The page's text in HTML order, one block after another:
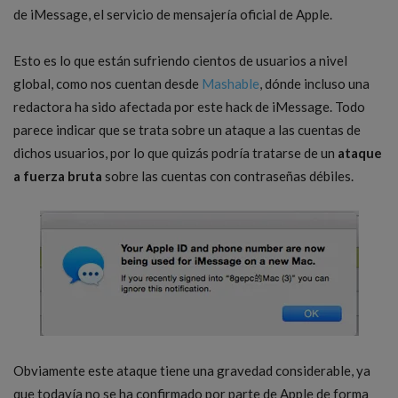
de iMessage, el servicio de mensajería oficial de Apple.
Esto es lo que están sufriendo cientos de usuarios a nivel
global, como nos cuentan desde Mashable, dónde incluso una
redactora ha sido afectada por este hack de iMessage. Todo
parece indicar que se trata sobre un ataque a las cuentas de
dichos usuarios, por lo que quizás podría tratarse de un ataque
a fuerza bruta sobre las cuentas con contraseñas débiles.
Obviamente este ataque tiene una gravedad considerable, ya
que todavía no se ha confirmado por parte de Apple de forma